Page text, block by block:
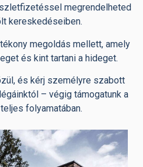
megrendelheted
kereskedéseiben.
megoldás mellett, amely
és kint tartani a hideget.
és kérj személyre szabott
– végig támogatunk a
folyamatában.